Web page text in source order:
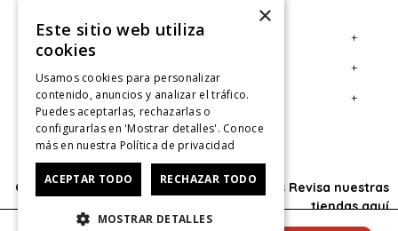
Servicio al Consumidor +
Centro de Ayuda
Contáctanos
Giftcard
Retiro en tienda
CyberMonday
+
Términos y Condiciones
Políticas de Despacho
Cambios, Retracto y Garantía
Política de Privacidad de Marketing
Cuenta +
Mi Cuenta
Sigue tu compra
¿Dónde viene mi compra?
Oficina: Av. Las Condes #11281 - Las Condes Revisa nuestras
tiendasaquí
© 2025 HushPuppies Kids derechos de autor
×
Este sitio web utiliza
cookies
Usamos cookies para personalizar
contenido, anuncios y analizar el tráfico.
Puedes aceptarlas, rechazarlas o
configurarlas en 'Mostrar detalles'. Conoce
más en nuestra Política de privacidad
ACEPTAR TODO RECHAZAR TODO
MOSTRAR DETALLES